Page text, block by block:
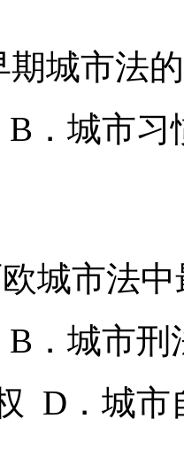
期城市法
．城市
城市法
．城市刑
D．城市